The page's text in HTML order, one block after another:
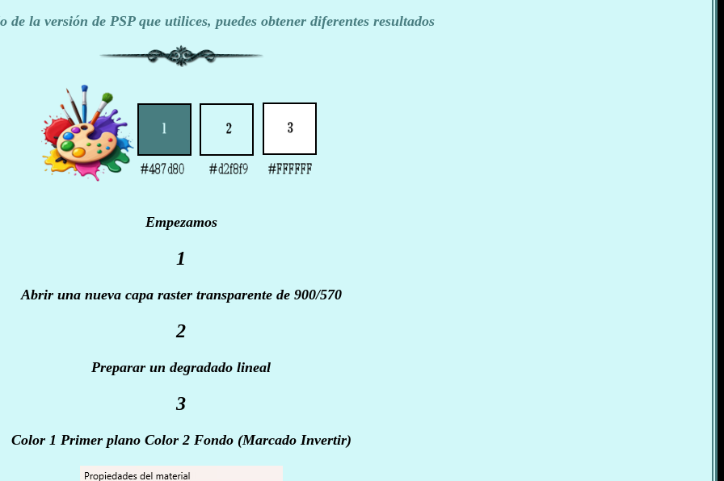
de la versión de PSP que utilices, puedes obtener diferentes resultados
Empezamos
1
Abrir una nueva capa raster transparente de 900/570
2
Preparar un degradado lineal
3
Color 1 Primer plano Color 2 Fondo (Marcado Invertir)